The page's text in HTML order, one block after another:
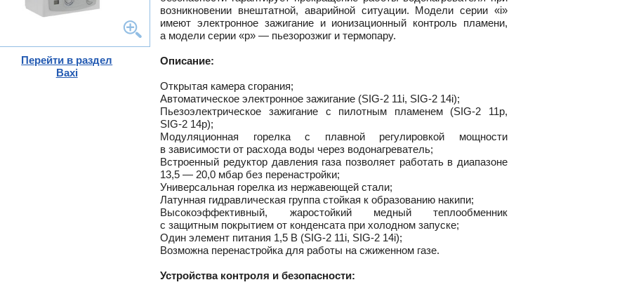
пр.
возникновении внештатной, аварийной ситуации. Модели серии «i»
имеют электронное зажигание и ионизационный контроль пламени,
а модели серии «p» — пьезорозжиг и термопару.
Описание:
Открытая камера сгорания;
Автоматическое электронное зажигание (SIG-2 11i, SIG-2 14i);
Пьезоэлектрическое зажигание с пилотным пламенем (SIG-2 11p,
SIG-2 14p);
Модуляционная горелка с плавной регулировкой мощности
в зависимости от расхода воды через водонагреватель;
Встроенный редуктор давления газа позволяет работать в диапазоне
13,5 — 20,0 мбар без перенастройки;
Универсальная горелка из нержавеющей стали;
Латунная гидравлическая группа стойкая к образованию накипи;
Высокоэффективный, жаростойкий медный теплообменник
с защитным покрытием от конденсата при холодном запуске;
Один элемент питания 1,5 В (SIG-2 11i, SIG-2 14i);
Возможна перенастройка для работы на сжиженном газе.
Устройства контроля и безопасности:
Перейти в раздел
Baxi